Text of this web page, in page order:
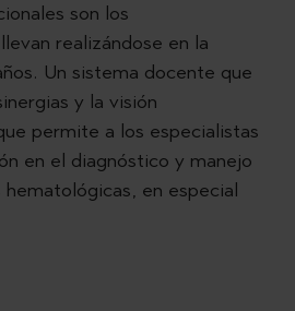
son los
realizándose en la
Un sistema docente que
y la visión
permite a los especialistas
en el diagnóstico y manejo
en especial